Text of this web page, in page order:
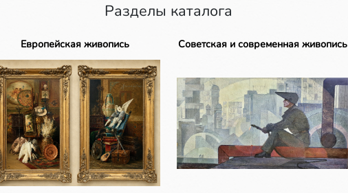
Разделы каталога
Европейская живопись Советская и современная живопись